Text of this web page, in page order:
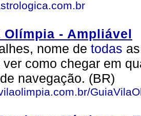
Olímpia - Ampliável
nome de todas
como chegar em
navegação. (BR)